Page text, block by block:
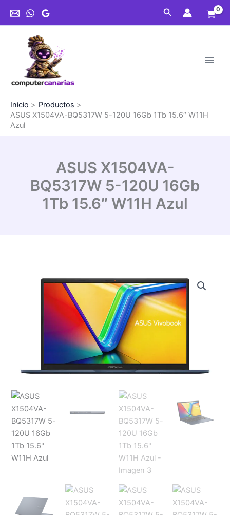
Buscar
Inicio
Productos
ASUS X1504VA-BQ5317W 5-120U 16Gb 1Tb 15.6″ W11H
Azul
ASUS X1504VA-
BQ5317W 5-120U 16Gb
1Tb 15.6″ W11H Azul